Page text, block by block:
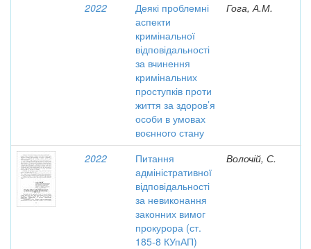
2022
Деякі проблемні
аспекти
кримінальної
відповідальності
за вчинення
кримінальних
проступків проти
життя за здоров’я
особи в умовах
воєнного стану
Гога, А.М.
2022
Питання
адміністративної
відповідальності
за невиконання
законних вимог
прокурора (ст.
185-8 КУпАП)
Волочій, С.